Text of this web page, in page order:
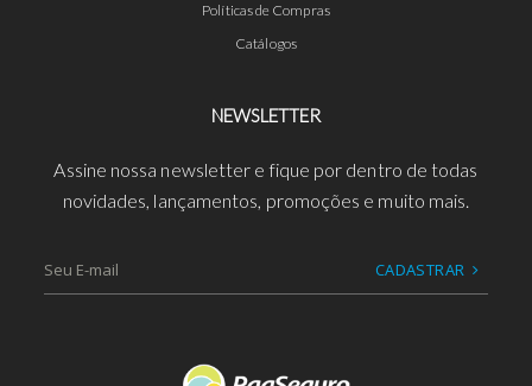
Políticas de Compras
Catálogos
NEWSLETTER
Assine nossa newsletter e fique por dentro de todas
novidades, lançamentos, promoções e muito mais.
CADASTRAR